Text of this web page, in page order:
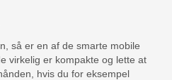
så er en af de smarte mobile
virkelig er kompakte og lette at
hvis du for eksempel